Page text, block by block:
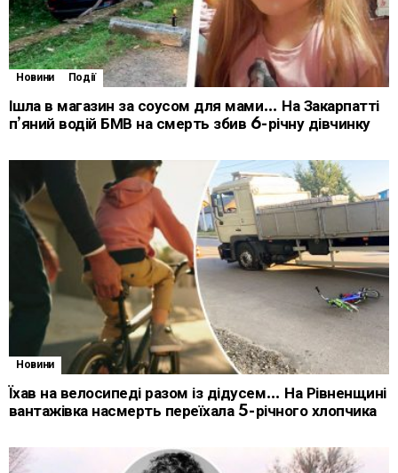
Новини Події
Ішла в магазин за соусом для мами… На Закарпатті
п’яний водій БМВ на смерть збив 6-річну дівчинку
Новини
Їхав на велосипеді разом із дідусем… На Рівненщині
вантажівка насмерть переїхала 5-річного хлопчика